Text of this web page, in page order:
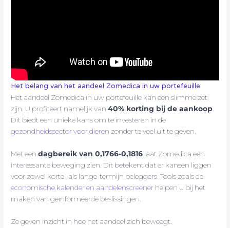
Het belang van het aandeel Zomedica in uw portefeuille
Het aandeel Zomedica in uw portefeuille kan een slimme zet
zijn. U profiteert namelijk van40% korting bij de aankoop
Dit biedt een unieke kans om te investeren in de
gezondheidssector voor dieren zonder te veel uit te geven.
Met eendagbereik van 0,1766-0,1816 laat Zomedica een
interessante beweging zien. Dit betekent dat er kansen liggen
voor zowel korte- als lange-termijn beleggers. Tools zoals de
economische kalender en aandelenscreener helpen u bij het
maken van geïnformeerde beslissingen.
Ze geven inzicht in hoe het aandeel zich beweegt.